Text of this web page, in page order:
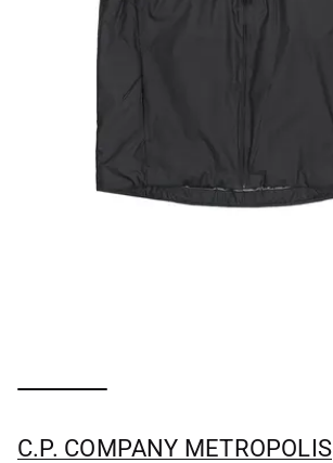
C.P. COMPANY METROPOLIS